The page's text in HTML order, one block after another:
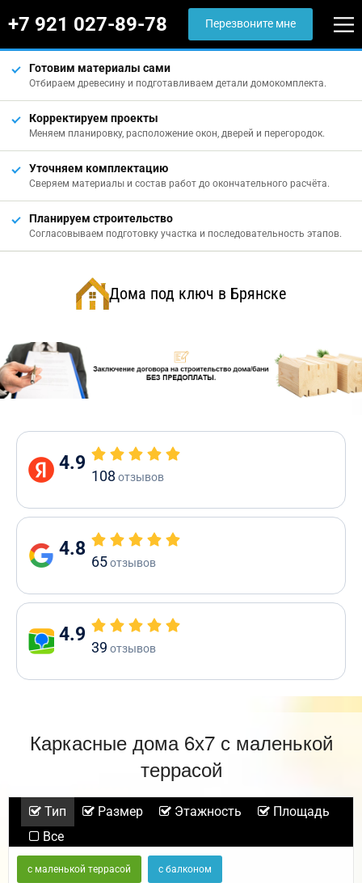
+7 921 027-89-78 Перезвоните мне
Готовим материалы сами
Отбираем древесину и подготавливаем детали домокомплекта.
Корректируем проекты
Меняем планировку, расположение окон, дверей и перегородок.
Уточняем комплектацию
Сверяем материалы и состав работ до окончательного расчёта.
Планируем строительство
Согласовываем подготовку участка и последовательность этапов.
Дома под ключ в Брянске
4.9
108 отзывов
4.8
65отзывов
4.9
39 отзывов
Каркасные дома 6х7 с маленькой
террасой
Тип Размер Этажность
Площадь
Все
с маленькой террасой с балконом